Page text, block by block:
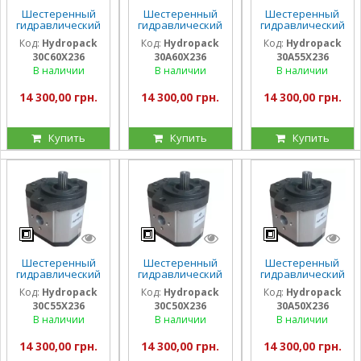
Шестеренный
гидравлический
насос Hydropack
30C60X236 (60
см3) правого
вращения
Код: Hydropack
30C60X236
В наличии
14 300,00 грн.
Купить
Шестеренный
гидравлический
насос Hydropack
30A60X236 (60
см3) левого
вращения
Код: Hydropack
30A60X236
В наличии
14 300,00 грн.
Купить
Шестеренный
гидравлический
насос Hydropack
30A55X236 (55
см3) левого
вращения
Код: Hydropack
30A55X236
В наличии
14 300,00 грн.
Купить
Шестеренный
гидравлический
насос Hydropack
30C55X236 (55
см3) правого
вращения
Код: Hydropack
30C55X236
В наличии
14 300,00 грн.
Шестеренный
гидравлический
насос Hydropack
30C50X236 (50
см3) правого
вращения
Код: Hydropack
30C50X236
В наличии
14 300,00 грн.
Шестеренный
гидравлический
насос Hydropack
30A50X236 (50
см3) левого
вращения
Код: Hydropack
30A50X236
В наличии
14 300,00 грн.